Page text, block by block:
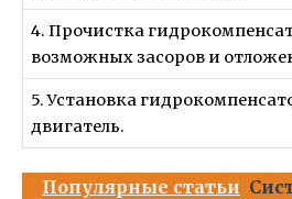
4. Прочистка
возможных засоров и
5. Установка
двигатель.
Популярные статьи